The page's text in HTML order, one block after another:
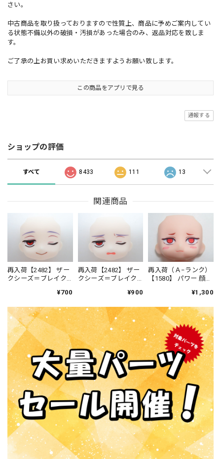
さい。
中古商品を取り扱っておりますので性質上、商品に予めご案内してい
る状態不備以外の破損・汚損があった場合のみ、返品対応を致しま
す。
ご了承の上お買い求めいただきますようお願い致します。
この商品をアプリで見る
通報する
ショップの評価
すべて 8433 111 13
関連商品
再入荷【2482】 ザー
クシーズ＝ブレイク
¥700
再入荷【2482】 ザー
クシーズ＝ブレイク
¥900
再入荷（Ａ−ランク）
【1580】 パワー 顔パ
¥1,300